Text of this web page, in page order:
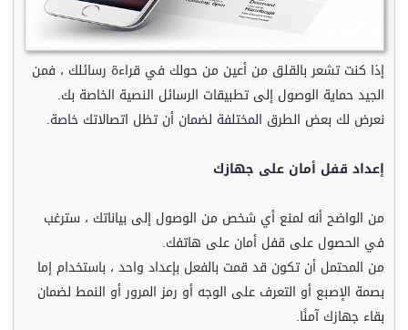
إذا كنت تشعر بالقلق من أعين من حولك في قراءة رسائلك ، فمن
الجيد حماية الوصول إلى تطبيقات الرسائل النصية الخاصة بك.
نعرض لك بعض الطرق المختلفة لضمان أن تظل اتصالاتك خاصة.
إعداد قفل أمان على جهازك
من الواضح أنه لمنع أي شخص من الوصول إلى بياناتك ، سترغب
في الحصول على قفل أمان على هاتفك.
من المحتمل أن تكون قد قمت بالفعل بإعداد واحد ، باستخدام إما
بصمة الإصبع أو التعرف على الوجه أو رمز المرور أو النمط لضمان
بقاء جهازك آمنًا.